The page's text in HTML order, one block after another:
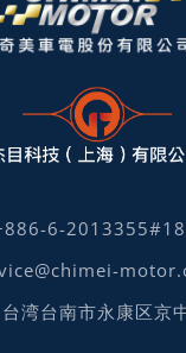
6-
湾台南市永康区京